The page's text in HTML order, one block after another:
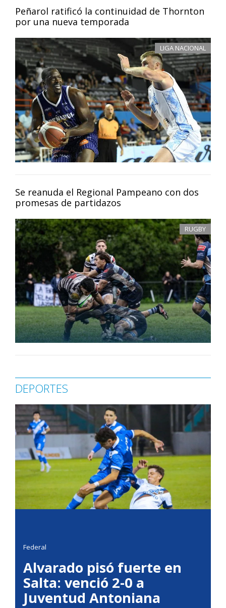
Peñarol ratificó la continuidad de Thornton
por una nueva temporada
LIGA NACIONAL
Se reanuda el Regional Pampeano con dos
promesas de partidazos
RUGBY
DEPORTES
Federal
Alvarado pisó fuerte en
Salta: venció 2-0 a
Juventud Antoniana